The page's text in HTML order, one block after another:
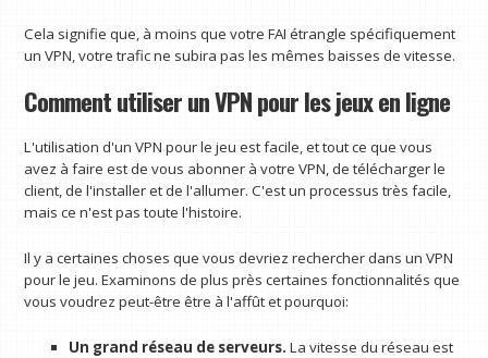
Cela signifie que, à moins que votre FAI étrangle spécifiquement
un VPN, votre trafic ne subira pas les mêmes baisses de vitesse.
Comment utiliser un VPN pour les jeux en ligne
L'utilisation d'un VPN pour le jeu est facile, et tout ce que vous
avez à faire est de vous abonner à votre VPN, de télécharger le
client, de l'installer et de l'allumer. C'est un processus très facile,
mais ce n'est pas toute l'histoire.
Il y a certaines choses que vous devriez rechercher dans un VPN
pour le jeu. Examinons de plus près certaines fonctionnalités que
vous voudrez peut-être être à l'affût et pourquoi:
Un grand réseau de serveurs. La vitesse du réseau est